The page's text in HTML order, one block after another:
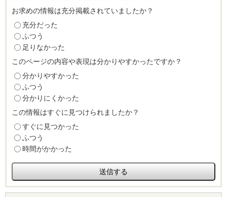
お求めの情報は充分掲載されていましたか？
充分だった
ふつう
足りなかった
このページの内容や表現は分かりやすかったですか？
分かりやすかった
ふつう
分かりにくかった
この情報はすぐに見つけられましたか？
すぐに見つかった
ふつう
時間がかかった